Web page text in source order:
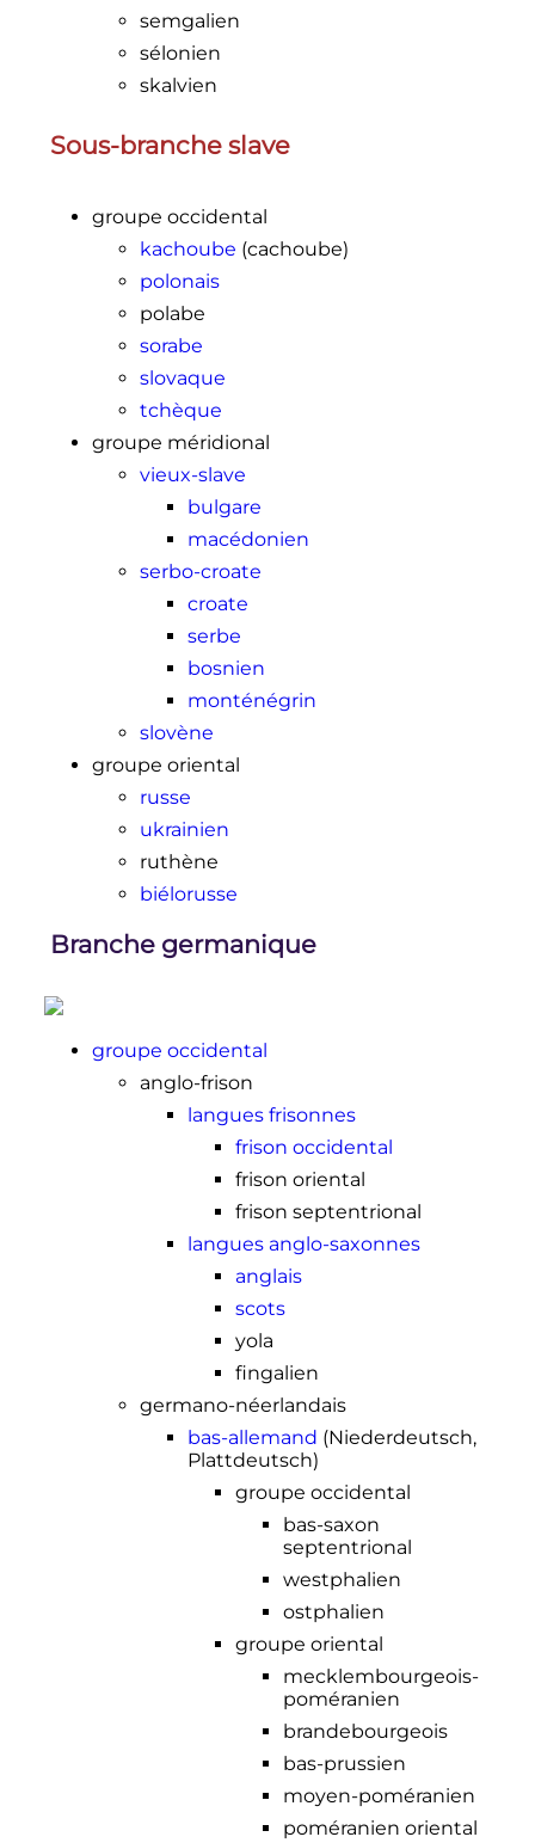
semgalien
sélonien
skalvien
Sous-branche slave
groupe occidental
kachoube (cachoube)
polonais
polabe
sorabe
slovaque
tchèque
groupe méridional
vieux-slave
bulgare
macédonien
serbo-croate
croate
serbe
bosnien
monténégrin
slovène
groupe oriental
russe
ukrainien
ruthène
biélorusse
Branche germanique
groupe occidental
anglo-frison
langues frisonnes
frison occidental
frison oriental
frison septentrional
langues anglo-saxonnes
anglais
scots
yola
fingalien
germano-néerlandais
bas-allemand (Niederdeutsch,
Plattdeutsch)
groupe occidental
bas-saxon
septentrional
westphalien
ostphalien
groupe oriental
mecklembourgeois-
poméranien
brandebourgeois
bas-prussien
moyen-poméranien
poméranien oriental